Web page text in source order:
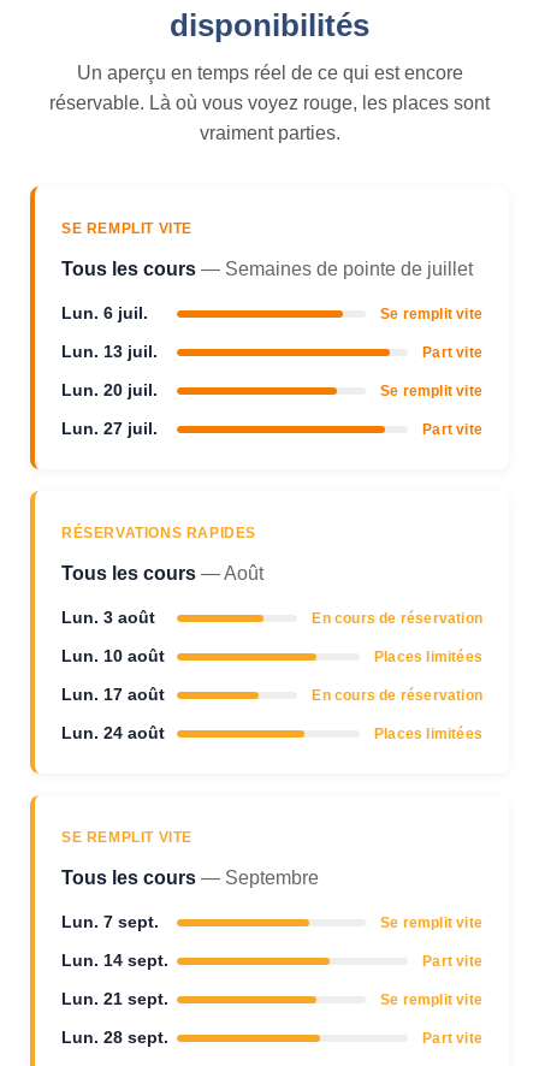
disponibilités
Un aperçu en temps réel de ce qui est encore
réservable. Là où vous voyez rouge, les places sont
vraiment parties.
SE REMPLIT VITE
Tous les cours — Semaines de pointe de juillet
Lun. 6 juil. Se remplit vite
Lun. 13 juil. Part vite
Lun. 20 juil. Se remplit vite
Lun. 27 juil. Part vite
RÉSERVATIONS RAPIDES
Tous les cours — Août
Lun. 3 août En cours de réservation
Lun. 10 août Places limitées
Lun. 17 août En cours de réservation
Lun. 24 août Places limitées
SE REMPLIT VITE
Tous les cours — Septembre
Lun. 7 sept. Se remplit vite
Lun. 14 sept. Part vite
Lun. 21 sept. Se remplit vite
Lun. 28 sept. Part vite